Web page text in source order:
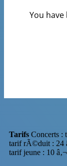
Tarifs Concerts :
tarif rÃ©duit : 24
tarif jeune : 10 â‚¬